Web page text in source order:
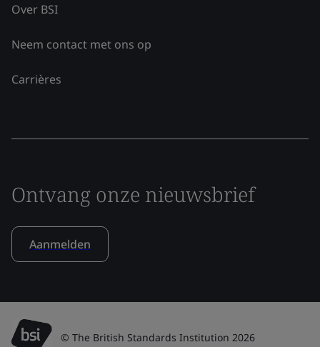
Over BSI
Neem contact met ons op
Carrières
Ontvang onze nieuwsbrief
Aanmelden
© The British Standards Institution 2026